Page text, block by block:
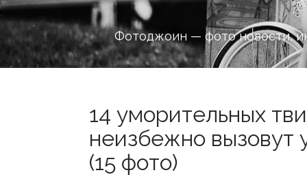
Фотоджоин — фото новости,
14 уморительных
неизбежно вызовут
(15 фото)